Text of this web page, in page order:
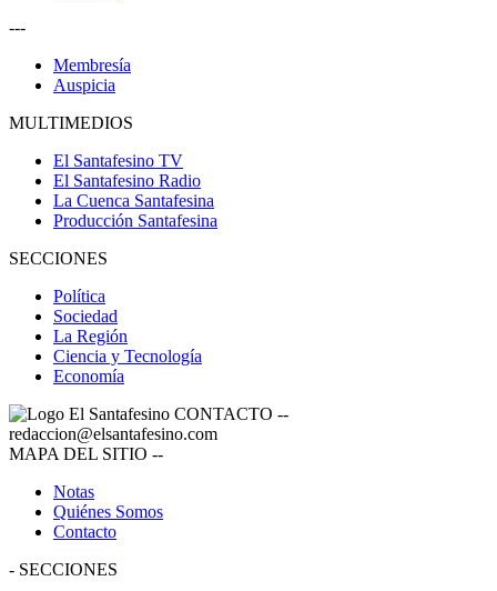
---
Membresía
Auspicia
MULTIMEDIOS
El Santafesino TV
El Santafesino Radio
La Cuenca Santafesina
Producción Santafesina
SECCIONES
Política
Sociedad
La Región
Ciencia y Tecnología
Economía
CONTACTO --
redaccion@elsantafesino.com
MAPA DEL SITIO --
Notas
Quiénes Somos
Contacto
- SECCIONES